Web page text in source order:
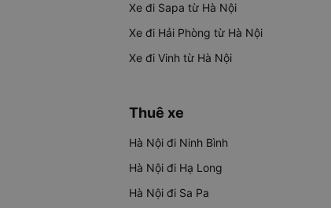
Xe đi Sapa từ Hà Nội
Xe đi Hải Phòng từ Hà Nội
Xe đi Vinh từ Hà Nội
Thuê xe
Hà Nội đi Ninh Bình
Hà Nội đi Hạ Long
Hà Nội đi Sa Pa